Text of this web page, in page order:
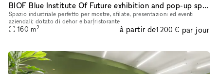
BIOF Blue Institute Of Future exhibition and pop-up space
Spazio industriale perfetto per mostre, sfilate, presentazioni ed eventi
aziendali; dotato di dehor e bar/ristorante
160 m2 à partir de1 200 € par jour